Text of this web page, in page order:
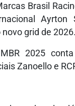
Brasil
grid de 2026.
2025
Zanoello e